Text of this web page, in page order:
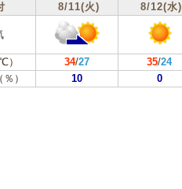
8/11(火) 8/12(水)
34/27 35/24
）
10 0